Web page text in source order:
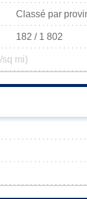
Classé par
182 / 1 802
sq mi)